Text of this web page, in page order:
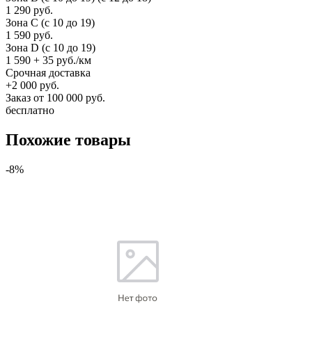
1 290 руб.
Зона C (c 10 до 19)
1 590 руб.
Зона D (c 10 до 19)
1 590 + 35 руб./км
Срочная доставка
+2 000 руб.
Заказ от 100 000 руб.
бесплатно
Похожие товары
-8%